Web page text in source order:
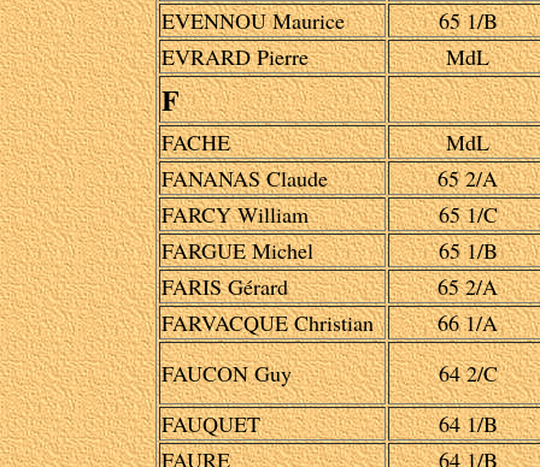
EVENNOU Maurice
65 1/B
EVRARD Pierre
MdL
F
FACHE
MdL
FANANAS Claude
65 2/A
FARCY William
65 1/C
FARGUE Michel
65 1/B
FARIS Gérard
65 2/A
FARVACQUE Christian
66 1/A
FAUCON Guy
64 2/C
FAUQUET
64 1/B
FAURE
64 1/B